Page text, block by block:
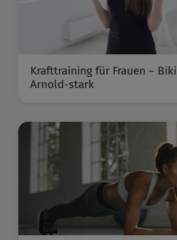
Krafttraining für Frauen –
Arnold-stark